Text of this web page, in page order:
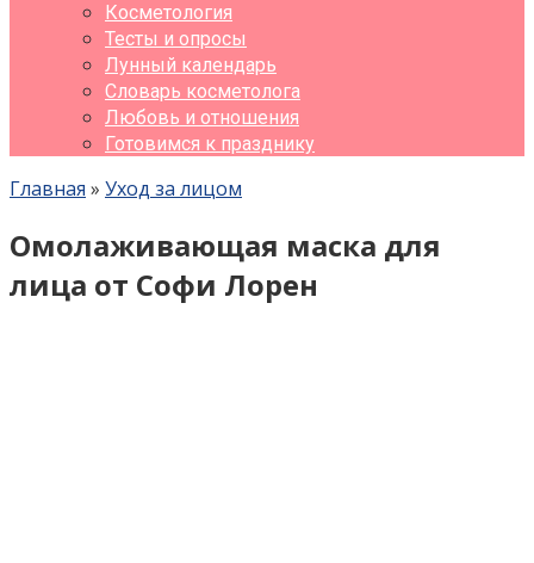
Косметология
Тесты и опросы
Лунный календарь
Словарь косметолога
Любовь и отношения
Готовимся к празднику
Главная » Уход за лицом
Омолаживающая маска для
лица от Софи Лорен